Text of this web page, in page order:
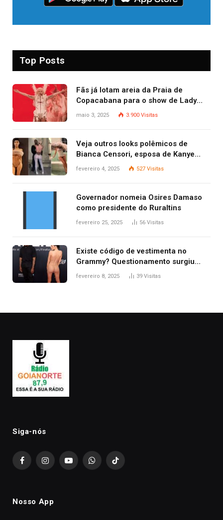
Top Posts
Fãs já lotam areia da Praia de
Copacabana para o show de Lady
Gaga
maio 3, 2025 3.900 Visitas
Veja outros looks polêmicos de
Bianca Censori, esposa de Kanye
West que apareceu nua no Grammy
fevereiro 4, 2025 527 Visitas
Governador nomeia Osires Damaso
como presidente do Ruraltins
fevereiro 25, 2025 56 Visitas
Existe código de vestimenta no
Grammy? Questionamento surgiu
após Bianca Censori, mulher de
fevereiro 8, 2025 39 Visitas
Siga-nós
FacebookInstagramYouTubeWhatsAppTikTok
Nosso App